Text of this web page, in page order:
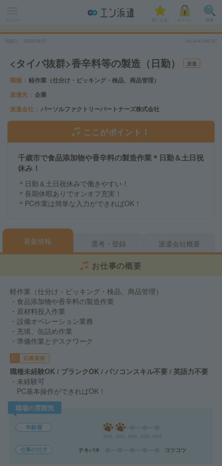
メニュー 気になる! 検索
No.A44-006167
<タイパ抜群>香辛料等の製造（日勤） 派遣
職種
軽作業（仕分け・ピッキング・検品、商品管理）
派遣先
企業
派遣会社
パーソルファクトリーパートナーズ株式会社
ここがポイント！
千歳市で食品添加物や香辛料の製造作業＊日勤＆土日祝
休み！
＊日勤＆土日祝休みで働きやすい！
＊長期休暇ありでオンオフ充実！
＊PC作業は簡単な入力ができればOK！
募集情報 選考・登録 派遣会社概要
お仕事の概要
軽作業（仕分け・ピッキング・検品、商品管理）
・食品添加物や香辛料の製造作業
・原材料投入作業
・設備オペレーション業務
・充填、缶詰め作業
・準備作業とデスクワーク
応募資格
職種未経験OK / ブランクOK / パソコンスキル不要 / 英語力不要
・未経験可
PC基本操作ができればOK！
職場の雰囲気
年齢層
仕事の仕方 テキパキ コツコツ